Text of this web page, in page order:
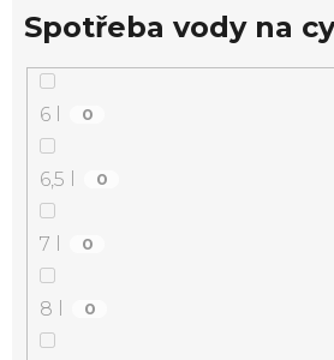
Spotřeba vody na
6 l 0
6,5 l 0
7 l 0
8 l 0